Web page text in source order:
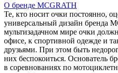
О бренде MCGRATH
Те, кто носит очки постоянно,
универсальный дизайн бренда
мультизадачном мире очки
офисе, к спортивной одежде и
друзьями. При этом быть
них беспокоиться. Основатель
в соревнованиях по